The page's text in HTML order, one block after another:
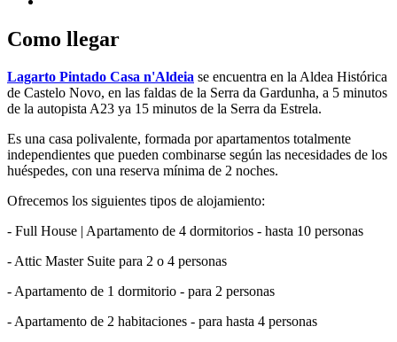
Como llegar
Lagarto Pintado Casa n'Aldeia se encuentra en la Aldea Histórica
de Castelo Novo, en las faldas de la Serra da Gardunha, a 5 minutos
de la autopista A23 ya 15 minutos de la Serra da Estrela.
Es una casa polivalente, formada por apartamentos totalmente
independientes que pueden combinarse según las necesidades de los
huéspedes, con una reserva mínima de 2 noches.
Ofrecemos los siguientes tipos de alojamiento:
- Full House | Apartamento de 4 dormitorios - hasta 10 personas
- Attic Master Suite para 2 o 4 personas
- Apartamento de 1 dormitorio - para 2 personas
- Apartamento de 2 habitaciones - para hasta 4 personas